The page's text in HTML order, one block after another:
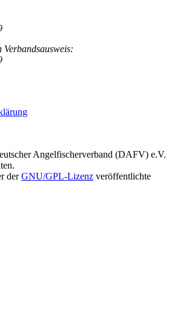
Angelfischerverband (DAFV) e.V.
derGNU/GPL-Lizenz veröffentlichte